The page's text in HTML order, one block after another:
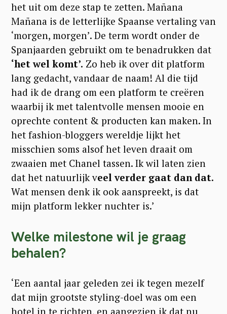
het uit om deze stap te zetten. Mañana
Mañana is de letterlijke Spaanse vertaling van
‘morgen, morgen’. De term wordt onder de
Spanjaarden gebruikt om te benadrukken dat
‘het wel komt’. Zo heb ik over dit platform
lang gedacht, vandaar de naam! Al die tijd
had ik de drang om een platform te creëren
waarbij ik met talentvolle mensen mooie en
oprechte content & producten kan maken. In
het fashion-bloggers wereldje lijkt het
misschien soms alsof het leven draait om
zwaaien met Chanel tassen. Ik wil laten zien
dat het natuurlijk veel verder gaat dan dat.
Wat mensen denk ik ook aanspreekt, is dat
mijn platform lekker nuchter is.’
Welke milestone wil je graag
behalen?
‘Een aantal jaar geleden zei ik tegen mezelf
dat mijn grootste styling-doel was om een
hotel in te richten, en aangezien ik dat nu